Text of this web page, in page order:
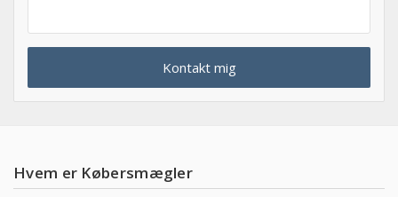
Hvem er Købersmægler